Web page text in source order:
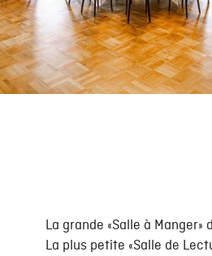
La grande «Salle à Manger»
La plus petite «Salle de